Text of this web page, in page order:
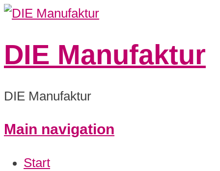
DIE Manufaktur
DIE Manufaktur
Main navigation
Start